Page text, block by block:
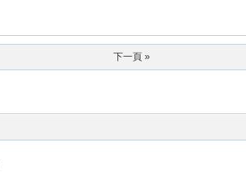
下一頁 »